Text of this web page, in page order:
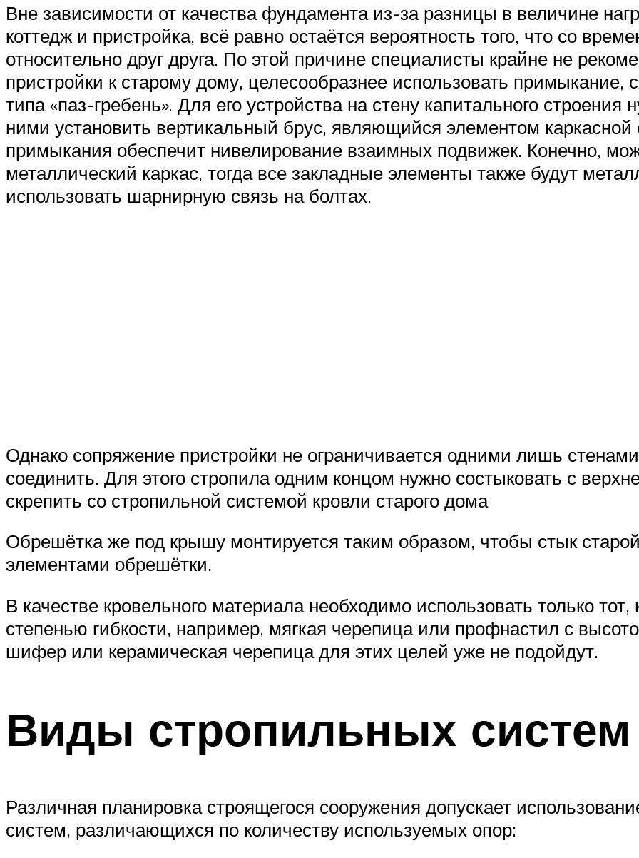
Вне зависимости от качества фундамента из-за разницы в величине
коттедж и пристройка, всё равно остаётся вероятность того, что со
относительно друг друга. По этой причине специалисты крайне не
пристройки к старому дому, целесообразнее использовать примыкание,
типа «паз-гребень». Для его устройства на стену капитального
ними установить вертикальный брус, являющийся элементом каркасной
примыкания обеспечит нивелирование взаимных подвижек. Конечно,
металлический каркас, тогда все закладные элементы также будут
использовать шарнирную связь на болтах.
Однако сопряжение пристройки не ограничивается одними лишь
соединить. Для этого стропила одним концом нужно состыковать с
скрепить со стропильной системой кровли старого дома
Обрешётка же под крышу монтируется таким образом, чтобы стык
элементами обрешётки.
В качестве кровельного материала необходимо использовать только
степенью гибкости, например, мягкая черепица или профнастил с
шифер или керамическая черепица для этих целей уже не подойдут.
Виды стропильных систем
Различная планировка строящегося сооружения допускает
систем, различающихся по количеству используемых опор: